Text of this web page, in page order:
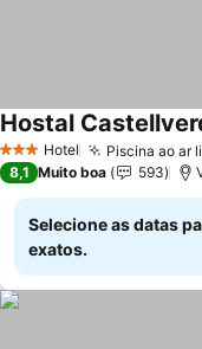
3 EstrelasHotel Piscina ao ar
Hostal
8,1 Muito boa 593
Selecione as datas
exatos.